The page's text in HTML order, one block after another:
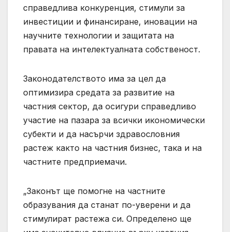
справедлива конкуренция, стимули за
инвестиции и финансиране, иновации на
научните технологии и защитата на
правата на интелектуалната собственост.
Законодателството има за цел да
оптимизира средата за развитие на
частния сектор, да осигури справедливо
участие на пазара за всички икономически
субекти и да насърчи здравословния
растеж както на частния бизнес, така и на
частните предприемачи.
„Законът ще помогне на частните
образувания да станат по-уверени и да
стимулират растежа си. Определено ще